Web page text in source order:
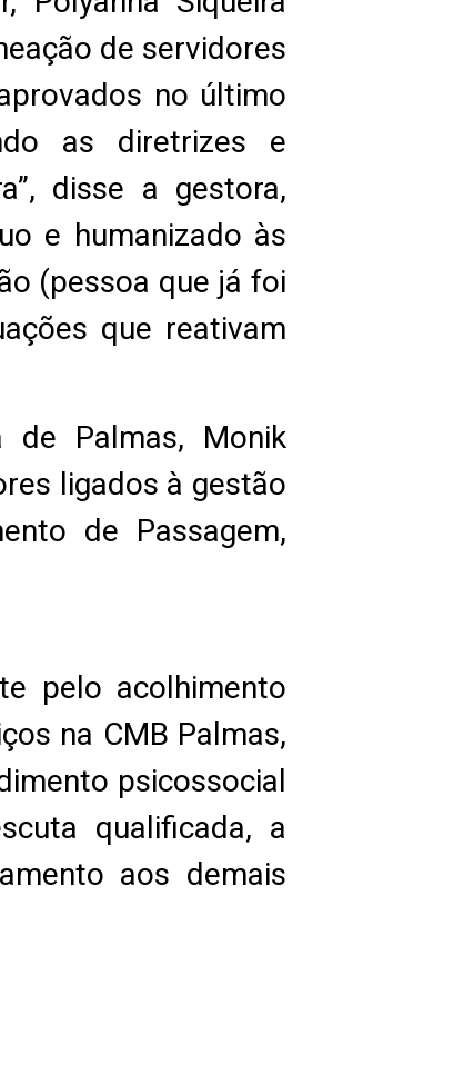
de servidores
no último
as diretrizes e
disse a gestora,
e humanizado às
(pessoa que já foi
que reativam
de Palmas, Monik
ligados à gestão
de Passagem,
pelo acolhimento
na CMB Palmas,
psicossocial
qualificada, a
aos demais